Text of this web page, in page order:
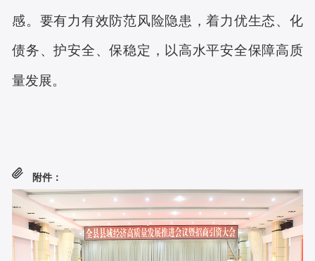
感。要有力有效防范风险隐患，着力优生态、化
债务、护安全、保稳定，以高水平安全保障高质
量发展。
附件：